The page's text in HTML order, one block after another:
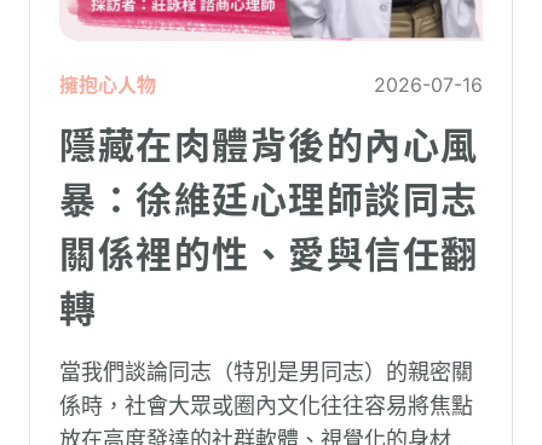
擁抱心人物 2026-07-16
隱藏在肉體背後的內心風
暴：徐維廷心理師談同志
關係裡的性、愛與信任翻
轉
當我們談論同志（特別是男同志）的親密關
係時，社會大眾或圈內文化往往容易將焦點